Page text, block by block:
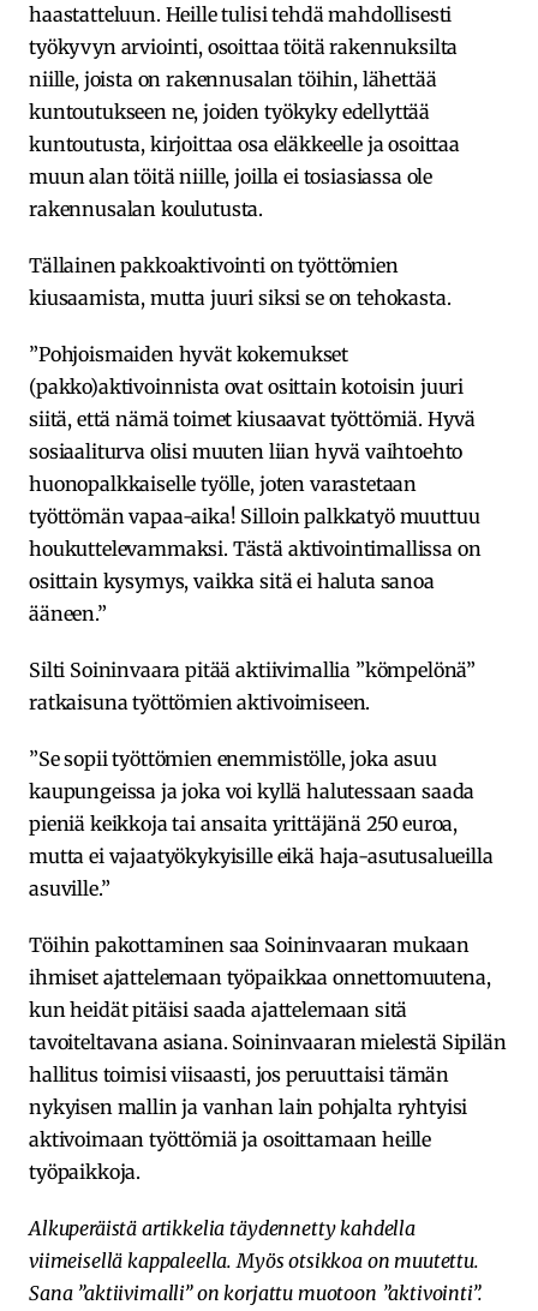
haastatteluun. Heille tulisi tehdä mahdollisesti
työkyvyn arviointi, osoittaa töitä rakennuksilta
niille, joista on rakennusalan töihin, lähettää
kuntoutukseen ne, joiden työkyky edellyttää
kuntoutusta, kirjoittaa osa eläkkeelle ja osoittaa
muun alan töitä niille, joilla ei tosiasiassa ole
rakennusalan koulutusta.
Tällainen pakkoaktivointi on työttömien
kiusaamista, mutta juuri siksi se on tehokasta.
”Pohjoismaiden hyvät kokemukset
(pakko)aktivoinnista ovat osittain kotoisin juuri
siitä, että nämä toimet kiusaavat työttömiä. Hyvä
sosiaaliturva olisi muuten liian hyvä vaihtoehto
huonopalkkaiselle työlle, joten varastetaan
työttömän vapaa-aika! Silloin palkkatyö muuttuu
houkuttelevammaksi. Tästä aktivointimallissa on
osittain kysymys, vaikka sitä ei haluta sanoa
ääneen.”
Silti Soininvaara pitää aktiivimallia ”kömpelönä”
ratkaisuna työttömien aktivoimiseen.
”Se sopii työttömien enemmistölle, joka asuu
kaupungeissa ja joka voi kyllä halutessaan saada
pieniä keikkoja tai ansaita yrittäjänä 250 euroa,
mutta ei vajaatyökykyisille eikä haja-asutusalueilla
asuville.”
Töihin pakottaminen saa Soininvaaran mukaan
ihmiset ajattelemaan työpaikkaa onnettomuutena,
kun heidät pitäisi saada ajattelemaan sitä
tavoiteltavana asiana. Soininvaaran mielestä Sipilän
hallitus toimisi viisaasti, jos peruuttaisi tämän
nykyisen mallin ja vanhan lain pohjalta ryhtyisi
aktivoimaan työttömiä ja osoittamaan heille
työpaikkoja.
Alkuperäistä artikkelia täydennetty kahdella
viimeisellä kappaleella. Myös otsikkoa on muutettu.
Sana ”aktiivimalli” on korjattu muotoon ”aktivointi”.